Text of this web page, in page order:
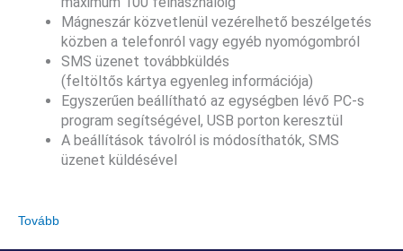
Mágneszár közvetlenül vezérelhető beszélgetés
közben a telefonról vagy egyéb nyomógombról
SMS üzenet továbbküldés
(feltöltős kártya egyenleg információja)
Egyszerűen beállítható az egységben lévő PC-s
program segítségével, USB porton keresztül
A beállítások távolról is módosíthatók, SMS
üzenet küldésével
Tovább